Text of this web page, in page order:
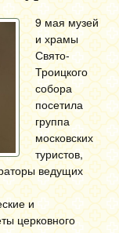
9 мая музей
и храмы
Свято-
Троицкого
собора
посетила
группа
московских
туристов,
ведущих
и
церковного